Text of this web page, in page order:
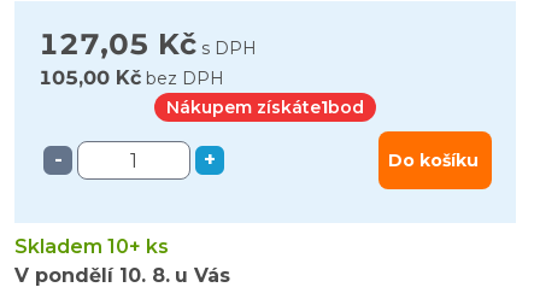
127,05 Kč s DPH
105,00 Kč bez DPH
Nákupem získáte1bod
- + Do košíku
Skladem 10+ ks
V pondělí 10. 8. u Vás